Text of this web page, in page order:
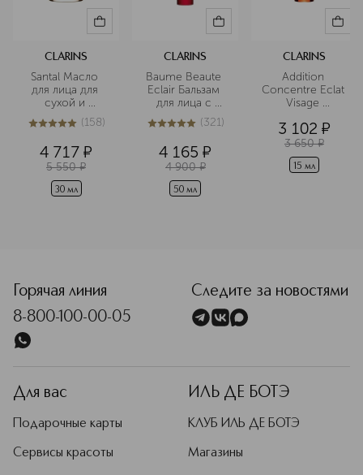
CLARINS
Santal Масло
для лица для
сухой и
чувствительной
кожи
5из 5158 (158)
4 717 ¤
5 550 ¤
30 мл
CLARINS
Baume Beaute
Eclair Бальзам
для лица с
эффектом
лифтинга и
5из 5321 (321)
4 165 ¤
4 900 ¤
50 мл
CLARINS
Addition
Concentre Eclat
Visage
эффектом
загара для лица
3 102 ¤
3 650 ¤
15 мл
Горячая линия
8-800-100-00-05
Следите за новостями
Для вас
Подарочные карты
Сервисы красоты
ИЛЬ ДЕ БОТЭ
КЛУБ ИЛЬ ДЕ БОТЭ
Магазины